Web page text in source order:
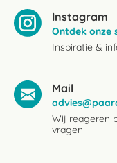
Instagram
Ontdek onze
Inspiratie &
Mail
Wij reageren
vragen